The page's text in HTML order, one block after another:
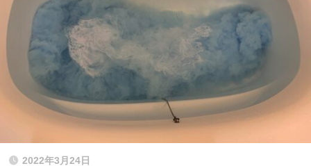
2022年3月24日